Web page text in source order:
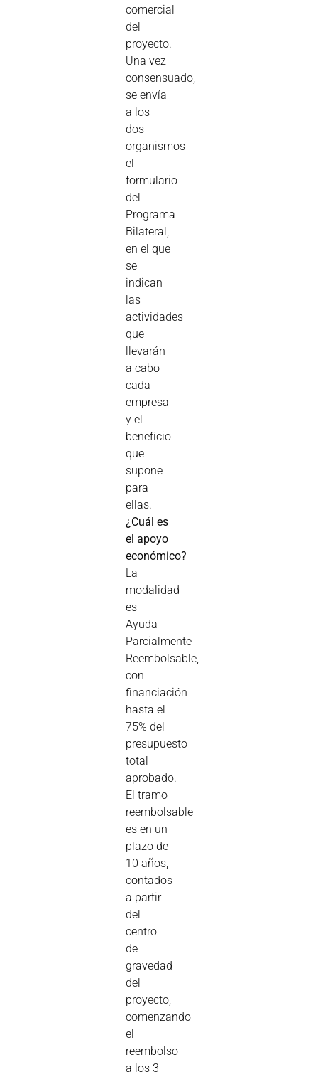
comercial
del
proyecto.
Una vez
consensuado,
se envía
a los
dos
organismos
el
formulario
del
Programa
Bilateral,
en el que
se
indican
las
actividades
que
llevarán
a cabo
cada
empresa
y el
beneficio
que
supone
para
ellas.
¿Cuál es
el apoyo
económico?
La
modalidad
es
Ayuda
Parcialmente
Reembolsable,
con
financiación
hasta el
75% del
presupuesto
total
aprobado.
El tramo
reembolsable
es en un
plazo de
10 años,
contados
a partir
del
centro
de
gravedad
del
proyecto,
comenzando
el
reembolso
a los 3